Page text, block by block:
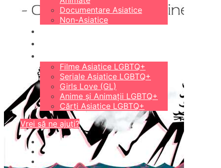
Documentare Asiatice
Non-Asiatice
Filme Asiatice LGBTQ+
Seriale Asiatice LGBTQ+
Girls Love (GL)
Anime și Animații LGBTQ+
Cărți Asiatice LGBTQ+
Vrei să ne ajuți?